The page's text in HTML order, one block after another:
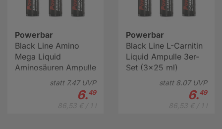
Powerbar
Black Line Amino
Mega Liquid
Aminosäuren Ampulle
3er-Set (3x25 ml)
statt 7.47UVP
6.49
Powerbar
Black Line L-Carnitin
Liquid Ampulle 3er-
Set (3x25 ml)
statt 8.07UVP
6.49